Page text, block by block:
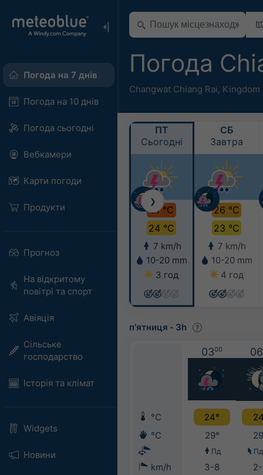
Погода на 7 днів
Погода на 10 днів
Погода сьогодні
Вебкамери
Карти погоди
Продукти
Прогноз
На відкритому
повітрі та спорт
Авіяція
Сільське
господарство
Історія та клімат
Widgets
Новини
Погода
Changwat Chiang Rai, Kingdom
ПТ
Сьогодні
31 °C
24 °C
7 km/h
10-20 mm
3 год
СБ
Завтра
26 °C
23 °C
7 km/h
10-20 mm
4 год
❯
п'ятниця - 3h
0300 06
°C 24°
°C
29°
Пд
km/h 3-8